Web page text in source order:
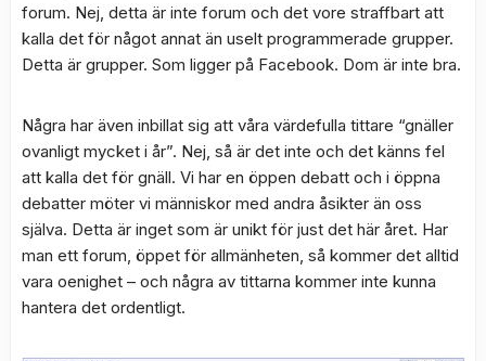
forum. Nej, detta är inte forum och det vore straffbart att
kalla det för något annat än uselt programmerade grupper.
Detta är grupper. Som ligger på Facebook. Dom är inte bra.
Några har även inbillat sig att våra värdefulla tittare “gnäller
ovanligt mycket i år”. Nej, så är det inte och det känns fel
att kalla det för gnäll. Vi har en öppen debatt och i öppna
debatter möter vi människor med andra åsikter än oss
själva. Detta är inget som är unikt för just det här året. Har
man ett forum, öppet för allmänheten, så kommer det alltid
vara oenighet – och några av tittarna kommer inte kunna
hantera det ordentligt.